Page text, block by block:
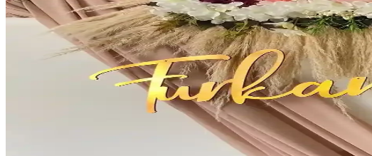
Mitra Dekor ve YENİ HEDİYELİK DÜNYAM Pleksi İsimlikleri
İki popüler pleksi isimlik ürününü karşılaştırıyoruz: Mitra Dekor ve YENİ
yorumlarıyla analiz edildi.
Genel Markalar Esse Tasarım Masaüstü Pleksi İsimlikleri
Yüksek kaliteli pleksi malzemeden üretilen, kişiye özel tasarımlı masa isimlikleri
Pleksi İsimlikler Karşılaştırması: Şıklık ve İşlevsellik